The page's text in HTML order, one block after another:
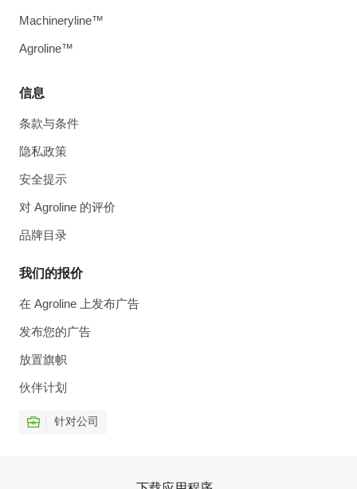
信息
条款与条件
隐私政策
安全提示
对 Agroline 的评价
品牌目录
我们的报价
在 Agroline 上发布广告
发布您的广告
放置旗帜
伙伴计划
针对公司
Machineryline™
Agroline™